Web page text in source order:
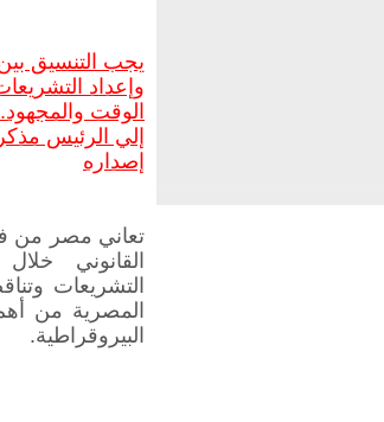
يجب التنسيق
وإعداد
الوقت
إلي الرئيس
إصداره
تعاني مصر من
القانوني
التشريعات
المصرية من
البيروقراطية.